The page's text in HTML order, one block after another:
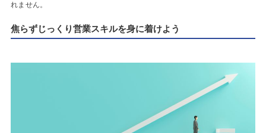
れません。
焦らずじっくり営業スキルを身に着けよう